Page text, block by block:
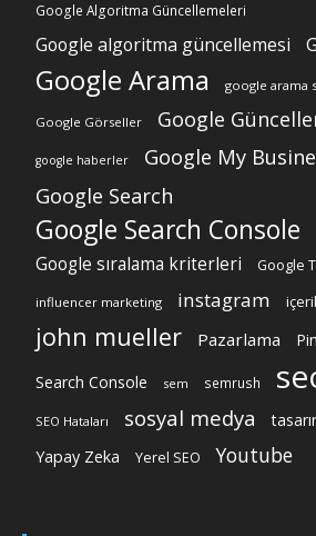
Google Algoritma Güncellemeleri
Google algoritma güncellemesi
Google Arama google arama
Google Görseller Google
google haberler Google My
Google Search
Google Search Console
Google sıralama kriterleri Google
influencer marketing instagram
john mueller Pazarlama
Search Console sem semrush
SEO Hataları sosyal medya
Yapay Zeka Yerel SEO Youtube